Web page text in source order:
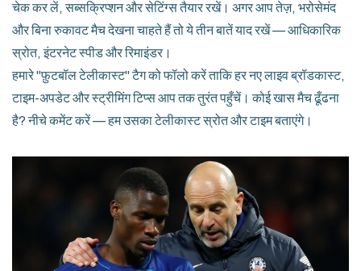
चेक कर लें, सब्सक्रिप्शन और सेटिंग्स तैयार रखें। अगर आप तेज़, भरोसेमंद
और बिना रुकावट मैच देखना चाहते हैं तो ये तीन बातें याद रखें — आधिकारिक
स्रोत, इंटरनेट स्पीड और रिमाइंडर।
हमारे "फ़ुटबॉल टेलीकास्ट" टैग को फॉलो करें ताकि हर नए लाइव ब्रॉडकास्ट,
टाइम-अपडेट और स्ट्रीमिंग टिप्स आप तक तुरंत पहुँचें। कोई खास मैच ढूँढना
है? नीचे कमेंट करें — हम उसका टेलीकास्ट स्रोत और टाइम बताएंगे।